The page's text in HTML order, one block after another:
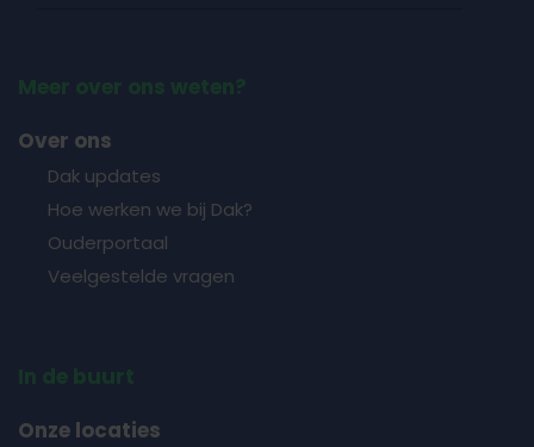
Meer over ons weten?
Over ons
Dak updates
Hoe werken we bij Dak?
Ouderportaal
Veelgestelde vragen
In de buurt
Onze locaties